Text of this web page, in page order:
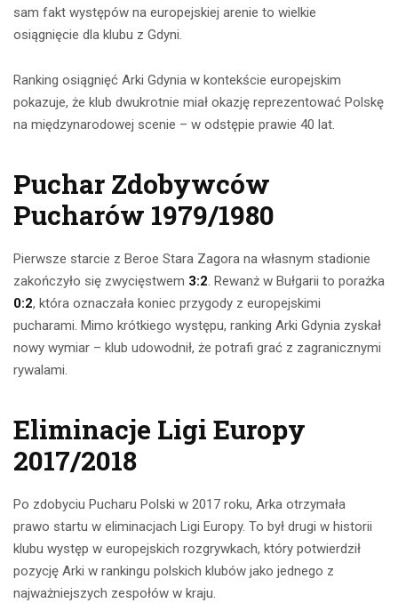
sam fakt występów na europejskiej arenie to wielkie
osiągnięcie dla klubu z Gdyni.
Ranking osiągnięć Arki Gdynia w kontekście europejskim
pokazuje, że klub dwukrotnie miał okazję reprezentować Polskę
na międzynarodowej scenie – w odstępie prawie 40 lat.
Puchar Zdobywców
Pucharów 1979/1980
Pierwsze starcie z Beroe Stara Zagora na własnym stadionie
zakończyło się zwycięstwem 3:2. Rewanż w Bułgarii to porażka
0:2, która oznaczała koniec przygody z europejskimi
pucharami. Mimo krótkiego występu, ranking Arki Gdynia zyskał
nowy wymiar – klub udowodnił, że potrafi grać z zagranicznymi
rywalami.
Eliminacje Ligi Europy
2017/2018
Po zdobyciu Pucharu Polski w 2017 roku, Arka otrzymała
prawo startu w eliminacjach Ligi Europy. To był drugi w historii
klubu występ w europejskich rozgrywkach, który potwierdził
pozycję Arki w rankingu polskich klubów jako jednego z
najważniejszych zespołów w kraju.